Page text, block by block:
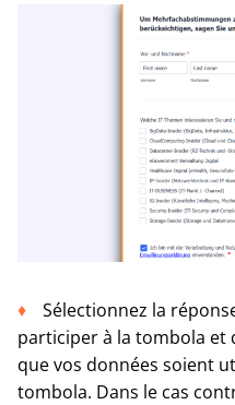
Sélectionnez la
participer à la tombola
que vos données soient
tombola. Dans le cas